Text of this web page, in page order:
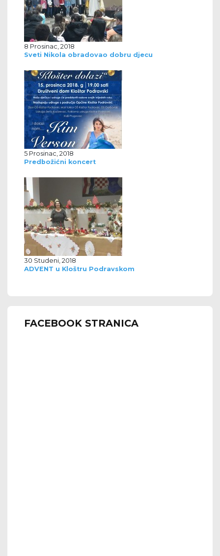
8 Prosinac, 2018
Sveti Nikola obradovao dobru djecu
5 Prosinac, 2018
Predbožićni koncert
30 Studeni, 2018
ADVENT u Kloštru Podravskom
FACEBOOK STRANICA